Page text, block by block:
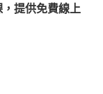
，提供免費線上